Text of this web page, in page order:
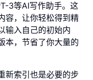
3等AI写作助手。这
容，让你轻松得到精
输入自己的初始内
本，节省了你大量的
新索引也是必要的步